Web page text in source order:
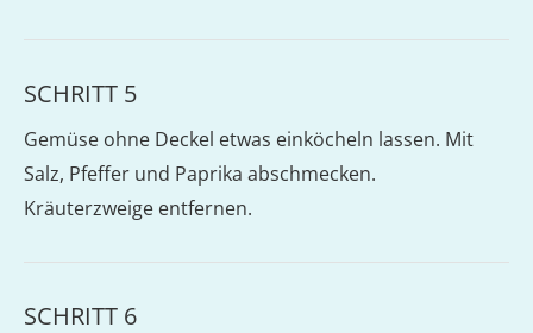
SCHRITT 5
Gemüse ohne Deckel etwas einköcheln lassen. Mit
Salz, Pfeffer und Paprika abschmecken.
Kräuterzweige entfernen.
SCHRITT 6